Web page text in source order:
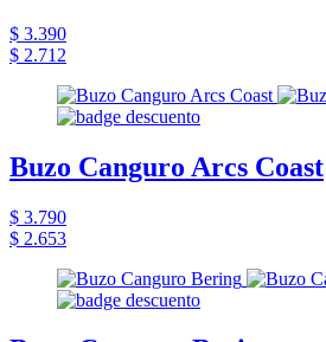
$ 3.390
$ 2.712
Buzo Canguro Arcs Coast
$ 3.790
$ 2.653